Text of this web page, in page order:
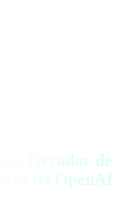
Gerador de
da OpenAI